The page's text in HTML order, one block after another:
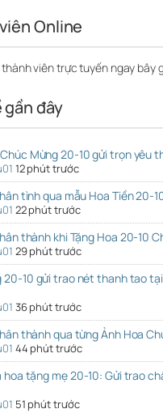
Online
viên trực tuyến ngay bây
gần đây
Mừng 20-10 gửi trọn yêu
12 phút trước
tình qua mẫu Hoa Tiền 20-
22 phút trước
thành khi Tặng Hoa 20-10
29 phút trước
20-10 gửi trao nét thanh tao
36 phút trước
thành qua từng Ảnh Hoa
44 phút trước
hoa tặng mẹ 20-10: Gửi trao
51 phút trước